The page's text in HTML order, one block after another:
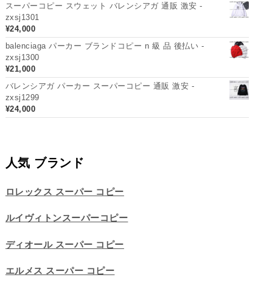
スーパーコピー スウェット バレンシアガ 通販 激安 -
zxsj1301
¥24,000
balenciaga パーカー ブランドコピー n 級 品 後払い -
zxsj1300
¥21,000
バレンシアガ パーカー スーパーコピー 通販 激安 -
zxsj1299
¥24,000
人気 ブランド
ロレックス スーパー コピー
ルイヴィトンスーパーコピー
ディオール スーパー コピー
エルメス スーパー コピー